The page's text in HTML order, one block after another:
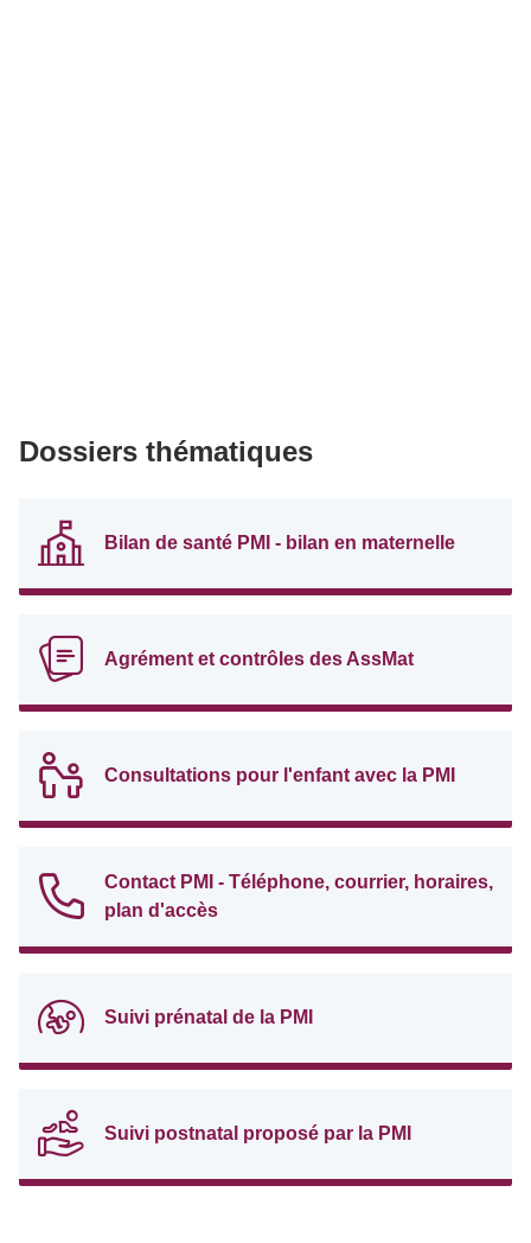
Dossiers thématiques
Bilan de santé PMI - bilan en maternelle
Agrément et contrôles des AssMat
Consultations pour l'enfant avec la PMI
Contact PMI - Téléphone, courrier, horaires,
plan d'accès
Suivi prénatal de la PMI
Suivi postnatal proposé par la PMI